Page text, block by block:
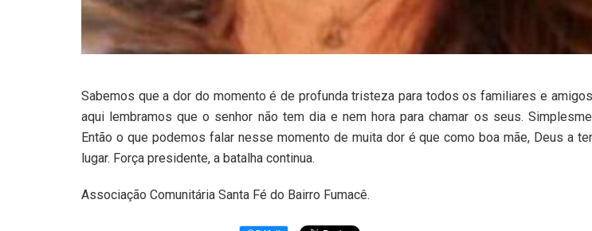
Sabemos que a dor do momento é de profunda tristeza para todos os familiares e
aqui lembramos que o senhor não tem dia e nem hora para chamar os seus.
Então o que podemos falar nesse momento de muita dor é que como boa mãe, Deus a
lugar. Força presidente, a batalha continua.
Associação Comunitária Santa Fé do Bairro Fumacê.